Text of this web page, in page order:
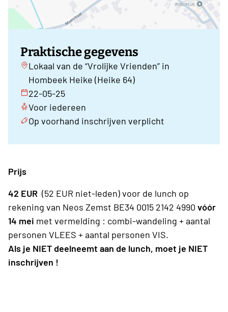
Praktische gegevens
Lokaal van de “Vrolijke Vrienden” in
Hombeek Heike (Heike 64)
22-05-25
Voor iedereen
Op voorhand inschrijven verplicht
Prijs
42 EUR (52 EUR niet-leden) voor de lunch op
rekening van Neos Zemst BE34 0015 2142 4990 vóór
14 mei met vermelding : combi-wandeling + aantal
personen VLEES + aantal personen VIS.
Als je NIET deelneemt aan de lunch, moet je NIET
inschrijven !